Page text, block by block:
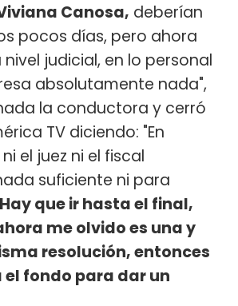
Canosa, deberían
pocos días, pero ahora
judicial, en lo personal
absolutamente nada",
la conductora y cerró
TV diciendo: "En
el juez ni el fiscal
suficiente ni para
Hay que ir hasta el final,
me olvido es una y
resolución, entonces
fondo para dar un